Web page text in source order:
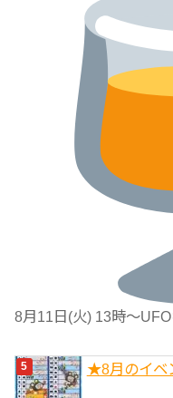
8月11日(火) 13時〜
★8月のイベ